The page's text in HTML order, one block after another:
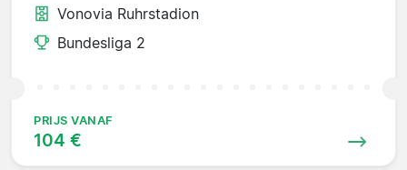
Vonovia Ruhrstadion
Bundesliga 2
PRIJS VANAF
104 €